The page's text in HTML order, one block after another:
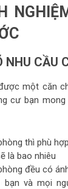
NHU CẦU
một căn
cư bạn
thì phù
là bao nhiêu
đều có
và mọi